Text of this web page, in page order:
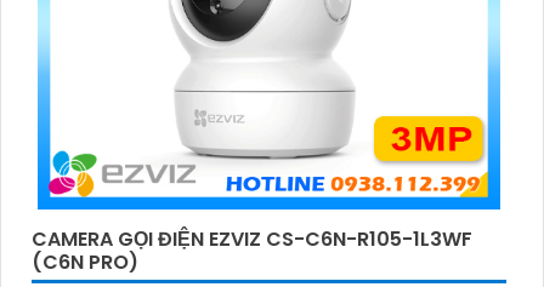
CAMERA GỌI ĐIỆN EZVIZ CS-C6N-R105-1L3WF
(C6N PRO)